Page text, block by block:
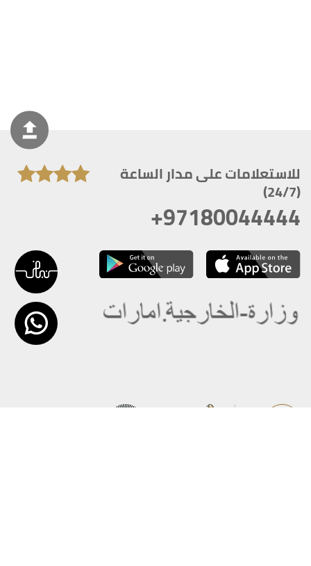
للاستعلامات على مدار الساعة
(24/7)
+97180044444